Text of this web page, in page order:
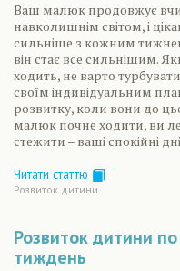
Ваш малюк продовжує
навколишнім світом, і
сильніше з кожним
він стає все сильнішим.
ходить, не варто
своїм індивідуальним
розвитку, коли вони до
малюк почне ходити, ви
стежити – ваші спокійні
Читати статтю
Розвиток дитини
Розвиток дитини
тиждень